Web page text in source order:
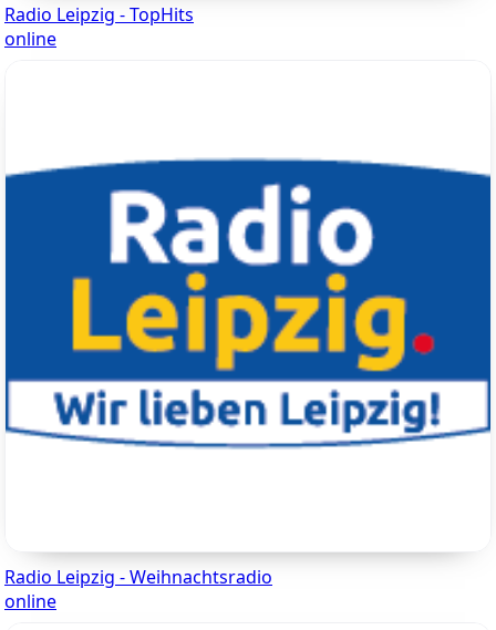
Radio Leipzig - TopHits
online
Radio Leipzig - Weihnachtsradio
online